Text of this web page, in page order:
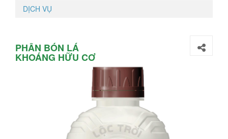
DỊCH VỤ
PHÂN BÓN LÁ
KHOÁNG HỮU CƠ